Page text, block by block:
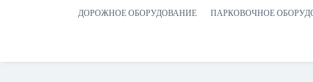
ДОРОЖНОЕ ОБОРУДОВАНИЕ ПАРКОВОЧНОЕ